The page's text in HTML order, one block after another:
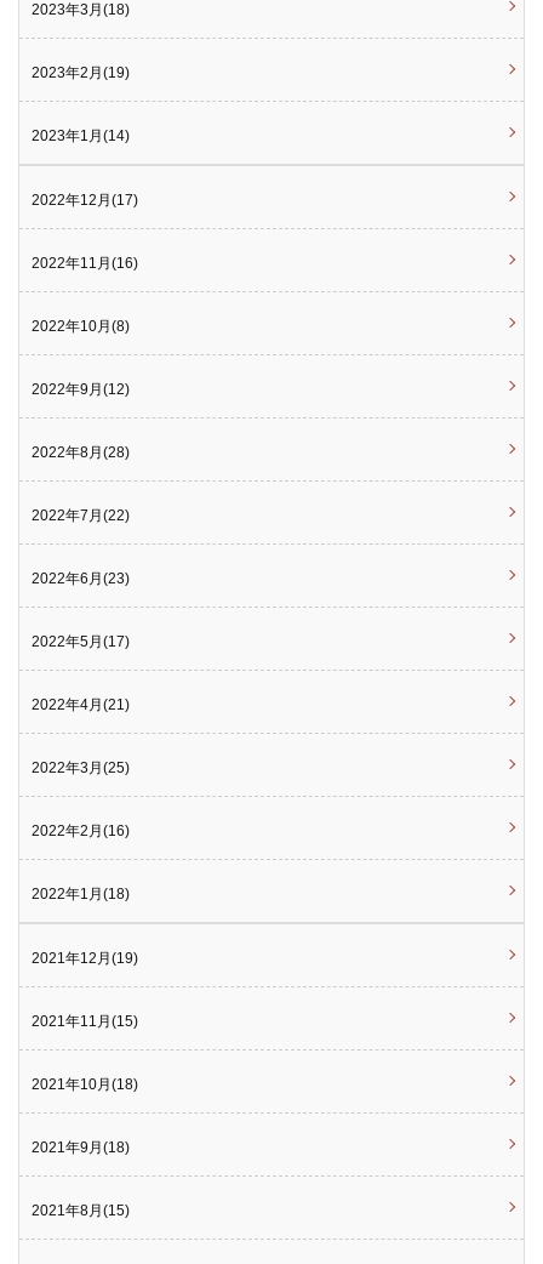
2023年3月(18)
2023年2月(19)
2023年1月(14)
2022年12月(17)
2022年11月(16)
2022年10月(8)
2022年9月(12)
2022年8月(28)
2022年7月(22)
2022年6月(23)
2022年5月(17)
2022年4月(21)
2022年3月(25)
2022年2月(16)
2022年1月(18)
2021年12月(19)
2021年11月(15)
2021年10月(18)
2021年9月(18)
2021年8月(15)